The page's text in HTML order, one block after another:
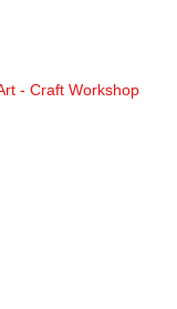
Art - Craft Workshop